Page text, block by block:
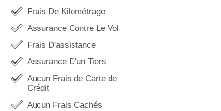
Frais De Kilométrage
Assurance Contre Le Vol
Frais D'assistance
Assurance D'un Tiers
Aucun Frais de Carte de
Crédit
Aucun Frais Cachés